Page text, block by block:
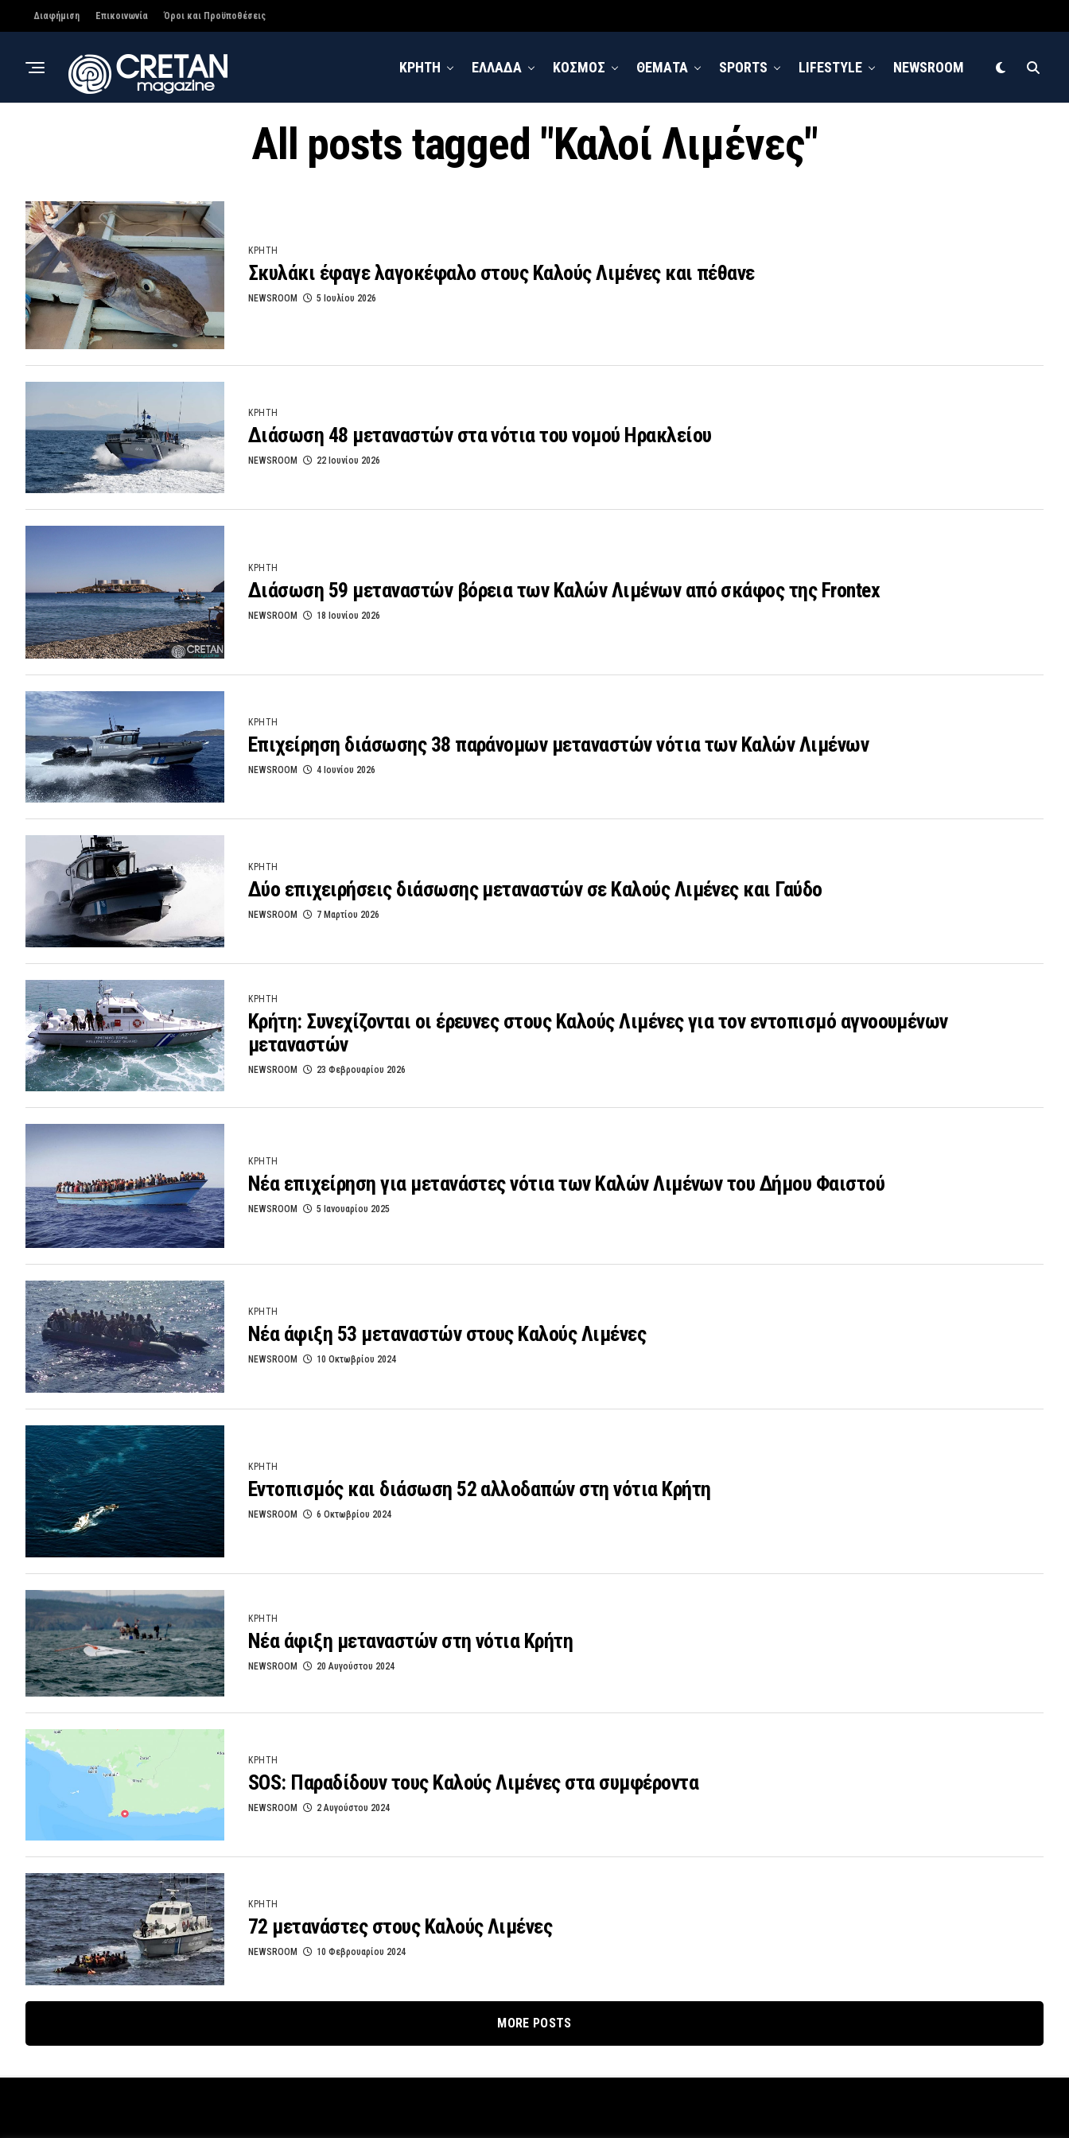
Διαφήμιση Επικοινωνία Όροι και Προϋποθέσεις
ΚΡΗΤΗ ΕΛΛΑΔΑ ΚΟΣΜΟΣ ΘΕΜΑΤΑ SPORTS LIFESTYLE NEWSROOM
All posts tagged "Καλοί Λιμένες"
ΚΡΗΤΗ
Σκυλάκι έφαγε λαγοκέφαλο στους Καλούς Λιμένες και πέθανε
NEWSROOM 5 Ιουλίου 2026
ΚΡΗΤΗ
Διάσωση 48 μεταναστών στα νότια του νομού Ηρακλείου
NEWSROOM 22 Ιουνίου 2026
ΚΡΗΤΗ
Διάσωση 59 μεταναστών βόρεια των Καλών Λιμένων από σκάφος της Frontex
NEWSROOM 18 Ιουνίου 2026
ΚΡΗΤΗ
Επιχείρηση διάσωσης 38 παράνομων μεταναστών νότια των Καλών Λιμένων
NEWSROOM 4 Ιουνίου 2026
ΚΡΗΤΗ
Δύο επιχειρήσεις διάσωσης μεταναστών σε Καλούς Λιμένες και Γαύδο
NEWSROOM 7 Μαρτίου 2026
ΚΡΗΤΗ
Κρήτη: Συνεχίζονται οι έρευνες στους Καλούς Λιμένες για τον εντοπισμό αγνοουμένων
μεταναστών
NEWSROOM 23 Φεβρουαρίου 2026
ΚΡΗΤΗ
Νέα επιχείρηση για μετανάστες νότια των Καλών Λιμένων του Δήμου Φαιστού
NEWSROOM 5 Ιανουαρίου 2025
ΚΡΗΤΗ
Νέα άφιξη 53 μεταναστών στους Καλούς Λιμένες
NEWSROOM 10 Οκτωβρίου 2024
ΚΡΗΤΗ
Εντοπισμός και διάσωση 52 αλλοδαπών στη νότια Κρήτη
NEWSROOM 6 Οκτωβρίου 2024
ΚΡΗΤΗ
Νέα άφιξη μεταναστών στη νότια Κρήτη
NEWSROOM 20 Αυγούστου 2024
ΚΡΗΤΗ
SOS: Παραδίδουν τους Καλούς Λιμένες στα συμφέροντα
NEWSROOM 2 Αυγούστου 2024
ΚΡΗΤΗ
72 μετανάστες στους Καλούς Λιμένες
NEWSROOM 10 Φεβρουαρίου 2024
MORE POSTS